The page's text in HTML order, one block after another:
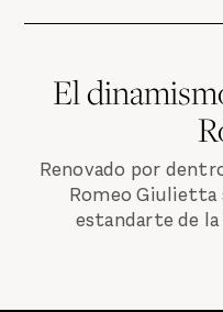
El
Renovado por
Romeo Giulietta
estandarte de